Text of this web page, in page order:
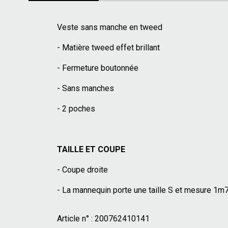
Veste sans manche en tweed
- Matière tweed effet brillant
- Fermeture boutonnée
- Sans manches
- 2 poches
TAILLE ET COUPE
- Coupe droite
- La mannequin porte une taille S et mesure
Article n° : 200762410141